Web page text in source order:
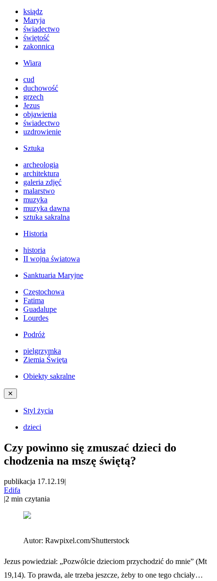
ksiądz
Maryja
świadectwo
świętość
zakonnica
Wiara
cud
duchowość
grzech
Jezus
objawienia
świadectwo
uzdrowienie
Sztuka
archeologia
architektura
galeria zdjęć
malarstwo
muzyka
muzyka dawna
sztuka sakralna
Historia
historia
II wojna światowa
Sanktuaria Maryjne
Częstochowa
Fatima
Guadalupe
Lourdes
Podróż
pielgrzymka
Ziemia Święta
Obiekty sakralne
✕
Styl życia
dzieci
Czy powinno się zmuszać dzieci do
chodzenia na mszę świętą?
publikacja 17.12.19|
Edifa
|2 min czytania
Autor: Rawpixel.com/Shutterstock
Jezus powiedział: „Pozwólcie dzieciom przychodzić do mnie” (Mt
19,14). To prawda, ale trzeba jeszcze, żeby to one tego chciały…